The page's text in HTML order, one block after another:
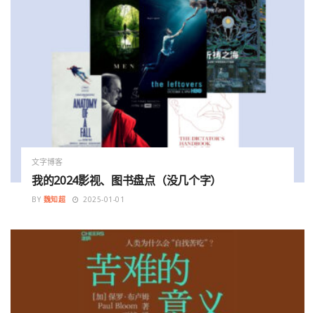
文字博客
我的2024影视、图书盘点（没几个字）
BY 魏知超 2025-01-01